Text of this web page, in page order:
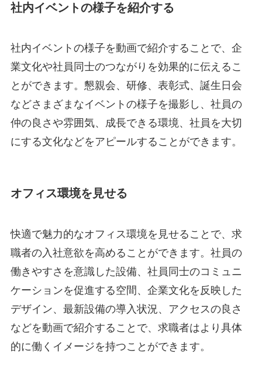
社内イベントの様子を紹介する
社内イベントの様子を動画で紹介することで、企
業文化や社員同士のつながりを効果的に伝えるこ
とができます。懇親会、研修、表彰式、誕生日会
などさまざまなイベントの様子を撮影し、社員の
仲の良さや雰囲気、成長できる環境、社員を大切
にする文化などをアピールすることができます。
オフィス環境を見せる
快適で魅力的なオフィス環境を見せることで、求
職者の入社意欲を高めることができます。社員の
働きやすさを意識した設備、社員同士のコミュニ
ケーションを促進する空間、企業文化を反映した
デザイン、最新設備の導入状況、アクセスの良さ
などを動画で紹介することで、求職者はより具体
的に働くイメージを持つことができます。